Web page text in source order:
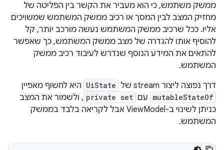
ממשק משתמש, כי הוא מעביר את הקשר בין הפליטה של
מחזיק המצב לבין המסך או רכיב ממשק המשתמש שמשויכים
אליו. ככל שרכיב ממשק המשתמש נעשה מורכב יותר, קל
להוסיף אותו להגדרה של מצב ממשק המשתמש, כך שאפשר
להתאים את המידע הנוסף שנדרש לעיבוד רכיב ממשק
המשתמש.
דרך נפוצה ליצור stream של
UiState היא לחשוף מאפיין
mutableStateOf עם private set , ולשמור את המצב
כניתן לשינוי ב-ViewModel אבל לקריאה בלבד בממשק
המשתמש.